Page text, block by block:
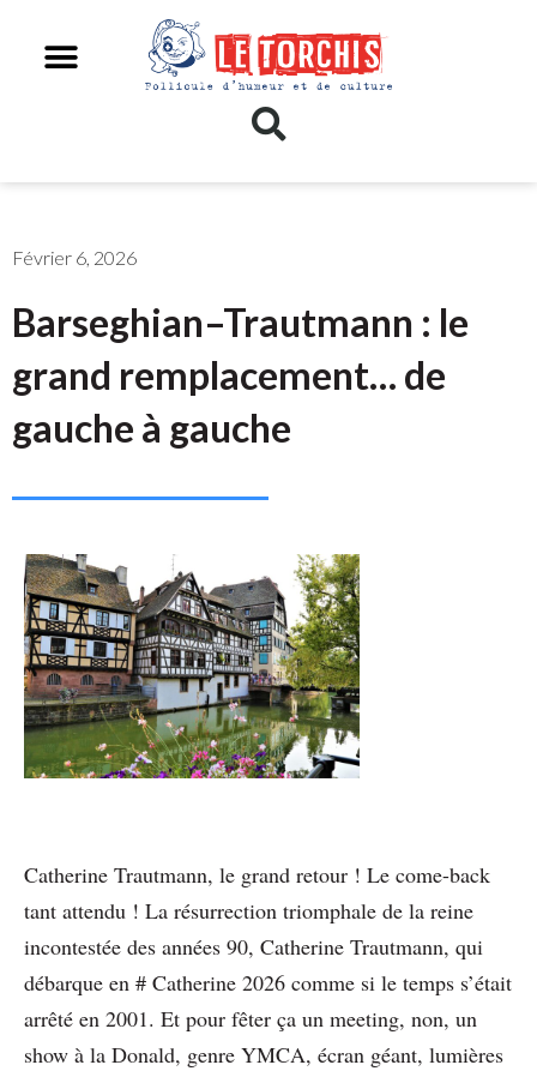
Février 6, 2026
Barseghian–Trautmann : le
grand remplacement… de
gauche à gauche
Catherine Trautmann, le grand retour ! Le come-back
tant attendu ! La résurrection triomphale de la reine
incontestée des années 90, Catherine Trautmann, qui
débarque en # Catherine 2026 comme si le temps s’était
arrêté en 2001. Et pour fêter ça un meeting, non, un
show à la Donald, genre YMCA, écran géant, lumières